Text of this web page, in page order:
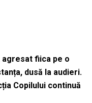
agresat fiica pe o
dusă la audieri.
Copilului continuă